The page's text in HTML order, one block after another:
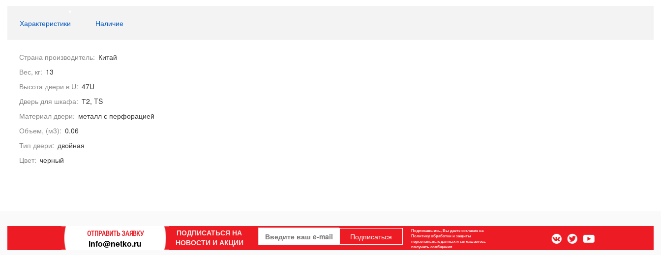
Характеристики Наличие
Страна производитель: Китай
Вес, кг: 13
Высота двери в U: 47U
Дверь для шкафа: Т2, TS
Материал двери: металл с перфорацией
Объем, (м3): 0.06
Тип двери: двойная
Цвет: черный
ОТПРАВИТЬ ЗАЯВКУ
info@netko.ru
ПОДПИСАТЬСЯ НА
НОВОСТИ И АКЦИИ
Подписаться
Подписавшись, Вы даете согласие на
Политику обработки и защиты
персональных данных и соглашаетесь
получать сообщения